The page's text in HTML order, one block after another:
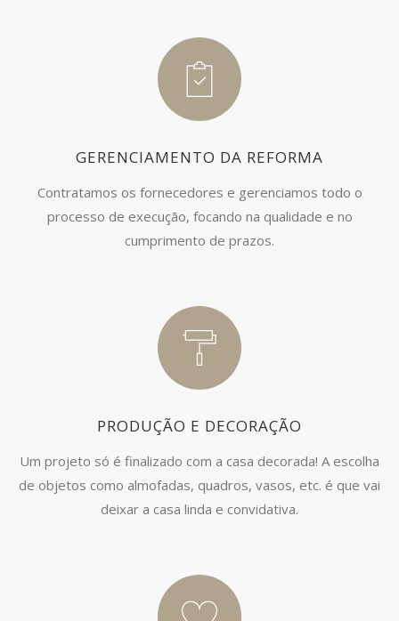
GERENCIAMENTO DA REFORMA
Contratamos os fornecedores e gerenciamos todo o
processo de execução, focando na qualidade e no
cumprimento de prazos.
PRODUÇÃO E DECORAÇÃO
Um projeto só é finalizado com a casa decorada! A escolha
de objetos como almofadas, quadros, vasos, etc. é que vai
deixar a casa linda e convidativa.